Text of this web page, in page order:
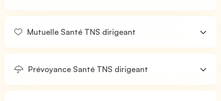
Mutuelle Santé TNS dirigeant
Prévoyance Santé TNS dirigeant